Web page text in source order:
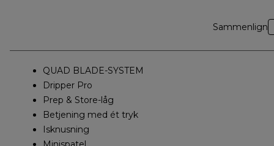
Sammenlign
QUAD BLADE-SYSTEM
Dripper Pro
Prep & Store-låg
Betjening med ét tryk
Isknusning